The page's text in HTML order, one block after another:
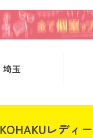
埼玉
KOHAKUレディ